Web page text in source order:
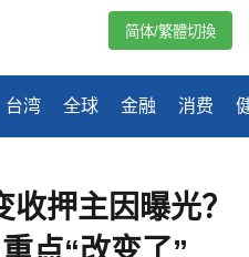
台湾 全球 金融 消费
简体/繁體切換
押主因曝光？